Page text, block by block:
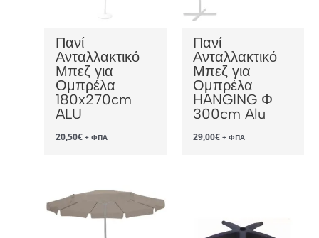
Πανί
Ανταλλακτικό
Μπεζ για
Ομπρέλα
180x270cm
ALU
20,50€ + ΦΠΑ
Πανί
Ανταλλακτικό
Μπεζ για
Ομπρέλα
HANGING Φ
300cm Alu
29,00€ + ΦΠΑ